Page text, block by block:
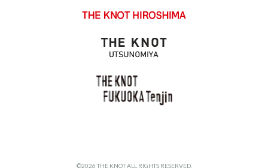
©2026 THE KNOT ALL RIGHTS RESERVED.